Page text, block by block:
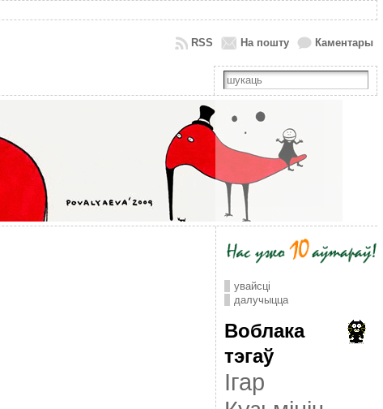
Каментары
На пошту
RSS
увайсці
далучыцца
Воблака
тэгаў
Ігар